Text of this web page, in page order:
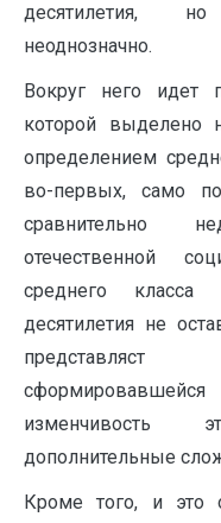
десятилетия,
неоднозначно.
Вокруг него идет
которой выделено
определением
во-первых, само
сравнительно
отечественной
среднего класса
десятилетия не
изменчивость
дополнительные
Кроме того, и это